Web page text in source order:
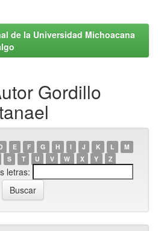
de la Universidad Michoacana
Gordillo
E F G H I J K L
M
S T U V W X Y Z
letras: